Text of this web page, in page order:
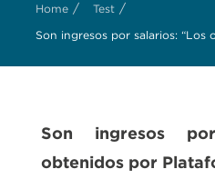
Home / Test /
Son ingresos por salarios:
Son ingresos
obtenidos por